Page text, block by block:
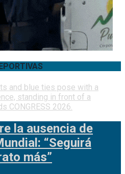
la ausencia de
“Seguirá
más”